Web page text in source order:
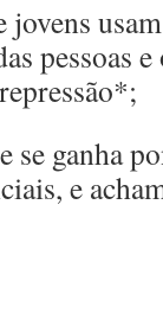
pessoas
se ganha
e